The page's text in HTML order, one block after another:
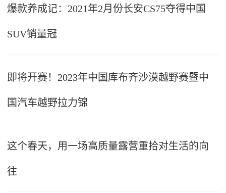
爆款养成记：2021年2月份长安CS75夺得中国
SUV销量冠
即将开赛！2023年中国库布齐沙漠越野赛暨中
国汽车越野拉力锦
这个春天，用一场高质量露营重拾对生活的向
往